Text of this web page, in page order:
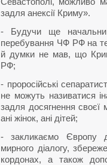
задля анексії Криму».
- Будучи ще
перебування ЧФ РФ на
й думки не мав, що
РФ;
- проросійські
не можуть називатися
задля досягнення своєї
ані жінок, ані дітей;
- закликаємо Європу
мирного діалогу,
кордонах, а також